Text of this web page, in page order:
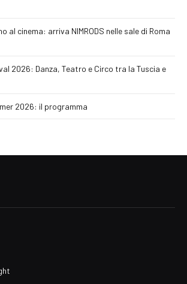
al cinema: arriva NIMRODS nelle sale di Roma
2026: Danza, Teatro e Circo tra la Tuscia e
2026: il programma